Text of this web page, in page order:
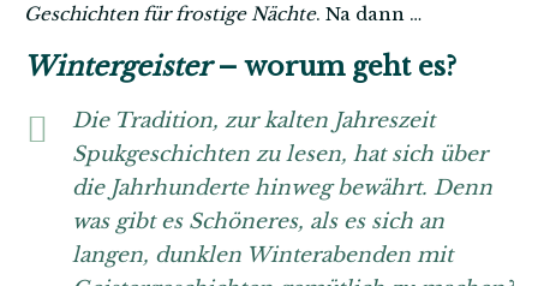
Geschichten für frostige Nächte. Na dann …
Wintergeister– worum geht es?
Die Tradition, zur kalten Jahreszeit
Spukgeschichten zu lesen, hat sich über
die Jahrhunderte hinweg bewährt. Denn
was gibt es Schöneres, als es sich an
langen, dunklen Winterabenden mit